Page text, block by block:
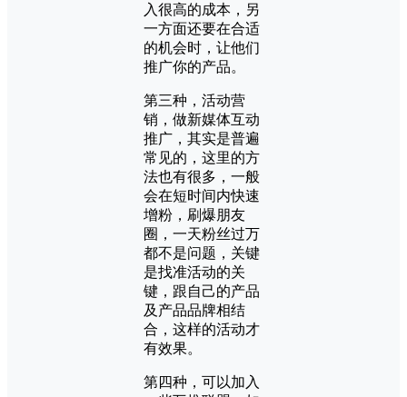
入很高的成本，另
一方面还要在合适
的机会时，让他们
推广你的产品。
第三种，活动营
销，做新媒体互动
推广，其实是普遍
常见的，这里的方
法也有很多，一般
会在短时间内快速
增粉，刷爆朋友
圈，一天粉丝过万
都不是问题，关键
是找准活动的关
键，跟自己的产品
及产品品牌相结
合，这样的活动才
有效果。
第四种，可以加入